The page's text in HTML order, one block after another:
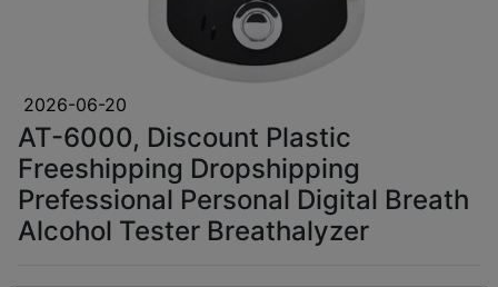
2026-06-20
AT-6000, Discount Plastic
Freeshipping Dropshipping
Prefessional Personal Digital Breath
Alcohol Tester Breathalyzer